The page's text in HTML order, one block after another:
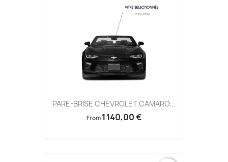
PARE-BRISE CHEVROLET CAMARO...
From 1 140,00 €